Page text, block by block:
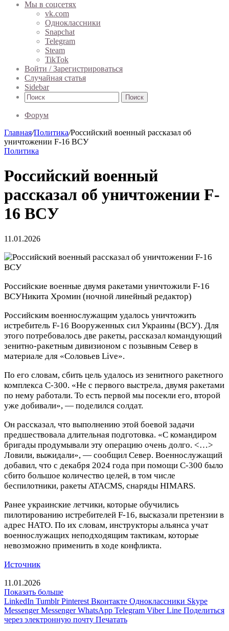
Мы в соцсетях
vk.com
Одноклассники
Snapchat
Telegram
Steam
TikTok
Войти / Зарегистрироваться
Случайная статья
Sidebar
Поиск
Форум
Главная/Политика/Российский военный рассказал об
уничтожении F-16 ВСУ
Политика
Российский военный
рассказал об уничтожении F-
16 ВСУ
11.01.2026
Российские военные двумя ракетами уничтожили F-16
ВСУНикита Хромин (ночной линейный редактор)
Российским военнослужащим удалось уничтожить
истребитель F-16 Вооруженных сил Украины (ВСУ). Для
этого потребовалось две ракеты, рассказал командующий
зенитно-ракетным дивизионом с позывным Север в
материале для «Соловьев Live».
По его словам, сбить цель удалось из зенитного ракетного
комплекса С-300. «Не с первого выстрела, двумя ракетами
по нему работали. То есть первой мы посекли его, второй
уже добивали», — поделился солдат.
Он рассказал, что выполнению этой боевой задачи
предшествовала длительная подготовка. «С командиром
бригады продумывали эту операцию очень долго. <…>
Ловили, выжидали», — сообщил Север. Военнослужащий
добавил, что с декабря 2024 года при помощи С-300 было
сбито большое количество целей, в том числе
беспилотники, ракеты ATACMS, снаряды HIMARS.
Ранее украинские летчики, которые обучились
пилотированию истребителей F-16, высказали претензии в
адрес НАТО. По их словам, инструкторы альянса учат
военнослужащих неподходящим тактикам, которые
невозможно применить в ходе конфликта.
Источник
11.01.2026
Показать больше
LinkedIn Tumblr Pinterest Вконтакте Одноклассники Skype
Messenger Messenger WhatsApp Telegram Viber Line Поделиться
через электронную почту Печатать